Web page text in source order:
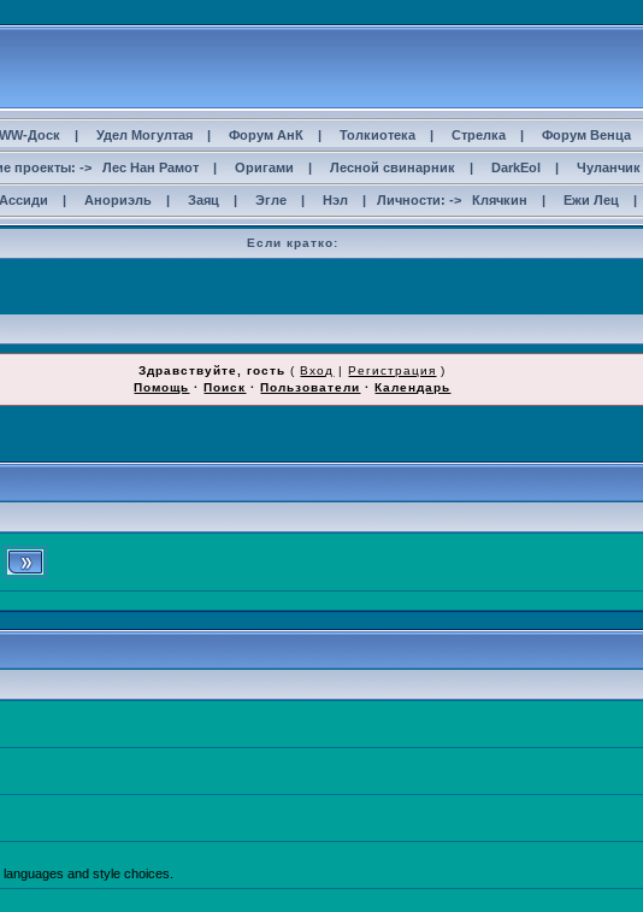
Доск | Удел Могултая | Форум АнК | Толкиотека | Стрелка | Форум Венца
проекты: -> Лес Нан Рамот | Оригами | Лесной свинарник | DarkEol | Чуланчик
Ассиди | Анориэль | Заяц | Эгле | Нэл | Личности: -> Клячкин | Ежи Лец |
Если кратко:
Здравствуйте, гость (Вход |Регистрация )
Помощь ·Поиск ·Пользователи ·Календарь
and style choices.